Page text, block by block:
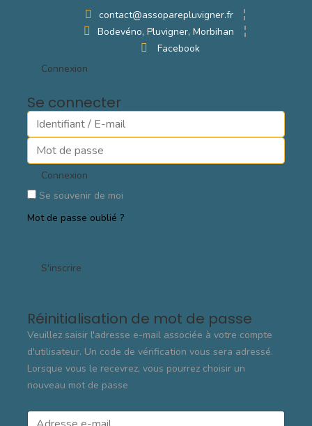
contact@assoparepluvigner.fr
Bodevéno, Pluvigner, Morbihan
Facebook
Connexion
Se connecter
Connexion
Se souvenir de moi
Mot de passe oublié ?
S'inscrire
Réinitialisation de mot de passe
Veuillez saisir l'adresse e-mail associée à votre compte
d'utilisateur. Un code de vérification vous sera adressé.
Lorsque vous le recevrez, vous pourrez choisir un
nouveau mot de passe